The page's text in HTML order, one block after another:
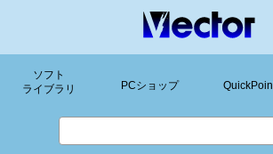
ソフト
ライブラリ
PCショップ